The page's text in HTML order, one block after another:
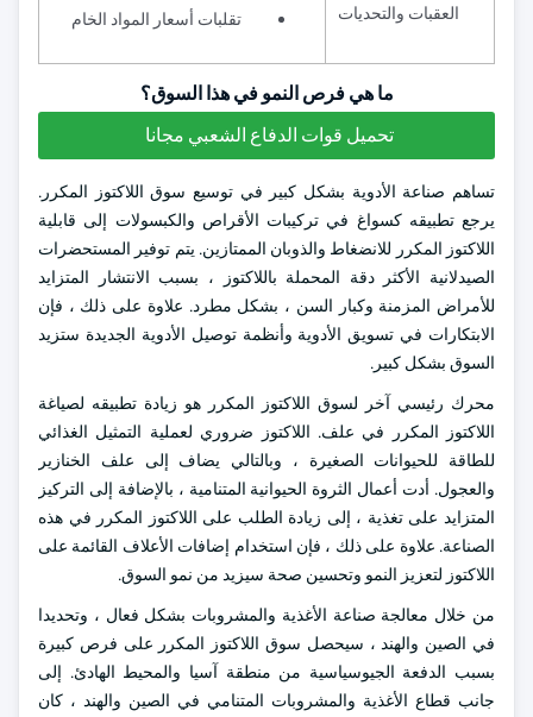
العقبات والتحديات
تقلبات أسعار المواد الخام
ما هي فرص النمو في هذا السوق؟
تحميل قوات الدفاع الشعبي مجانا
تساهم صناعة الأدوية بشكل كبير في توسيع سوق اللاكتوز المكرر.
يرجع تطبيقه كسواغ في تركيبات الأقراص والكبسولات إلى قابلية
اللاكتوز المكرر للانضغاط والذوبان الممتازين. يتم توفير المستحضرات
الصيدلانية الأكثر دقة المحملة باللاكتوز ، بسبب الانتشار المتزايد
للأمراض المزمنة وكبار السن ، بشكل مطرد. علاوة على ذلك ، فإن
الابتكارات في تسويق الأدوية وأنظمة توصيل الأدوية الجديدة ستزيد
السوق بشكل كبير.
محرك رئيسي آخر لسوق اللاكتوز المكرر هو زيادة تطبيقه لصياغة
اللاكتوز المكرر في علف. اللاكتوز ضروري لعملية التمثيل الغذائي
للطاقة للحيوانات الصغيرة ، وبالتالي يضاف إلى علف الخنازير
والعجول. أدت أعمال الثروة الحيوانية المتنامية ، بالإضافة إلى التركيز
المتزايد على تغذية ، إلى زيادة الطلب على اللاكتوز المكرر في هذه
الصناعة. علاوة على ذلك ، فإن استخدام إضافات الأعلاف القائمة على
اللاكتوز لتعزيز النمو وتحسين صحة سيزيد من نمو السوق.
من خلال معالجة صناعة الأغذية والمشروبات بشكل فعال ، وتحديدا
في الصين والهند ، سيحصل سوق اللاكتوز المكرر على فرص كبيرة
بسبب الدفعة الجيوسياسية من منطقة آسيا والمحيط الهادئ. إلى
جانب قطاع الأغذية والمشروبات المتنامي في الصين والهند ، كان